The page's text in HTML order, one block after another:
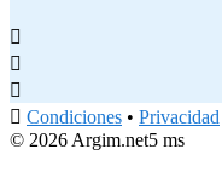



 Condiciones • Privacidad
© 2026 Argim.net5 ms